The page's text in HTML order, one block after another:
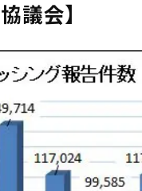
議会】